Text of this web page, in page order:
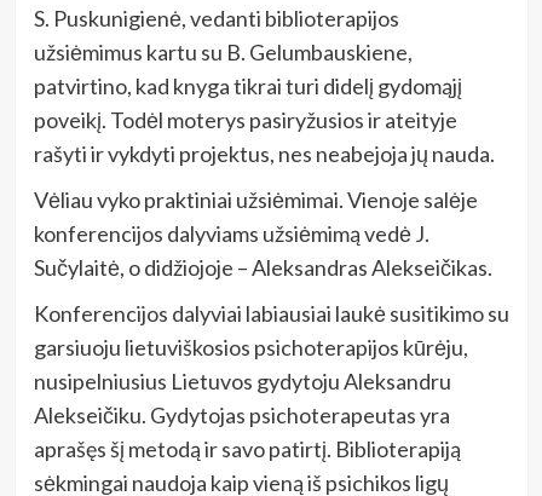
S. Puskunigienė, vedanti biblioterapijos
užsiėmimus kartu su B. Gelumbauskiene,
patvirtino, kad knyga tikrai turi didelį gydomąjį
poveikį. Todėl moterys pasiryžusios ir ateityje
rašyti ir vykdyti projektus, nes neabejoja jų nauda.
Vėliau vyko praktiniai užsiėmimai. Vienoje salėje
konferencijos dalyviams užsiėmimą vedė J.
Sučylaitė, o didžiojoje – Aleksandras Alekseičikas.
Konferencijos dalyviai labiausiai laukė susitikimo su
garsiuoju lietuviškosios psichoterapijos kūrėju,
nusipelniusius Lietuvos gydytoju Aleksandru
Alekseičiku. Gydytojas psichoterapeutas yra
aprašęs šį metodą ir savo patirtį. Biblioterapiją
sėkmingai naudoja kaip vieną iš psichikos ligų